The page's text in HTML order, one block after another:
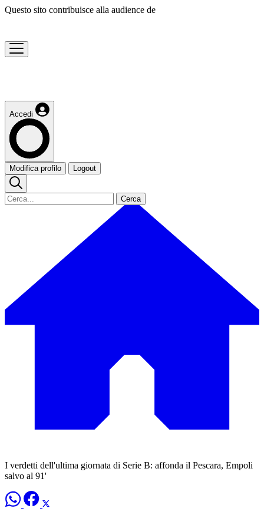
Questo sito contribuisce alla audience de
Accedi
Modifica profilo Logout
Cerca
I verdetti dell'ultima giornata di Serie B: affonda il Pescara, Empoli
salvo al 91'